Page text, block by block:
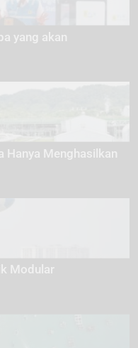
yang akan
Hanya Menghasilkan
Modular